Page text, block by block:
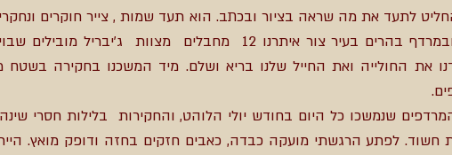
לתעד את מה שראה בציור ובכתב. הוא תעד שמות , צייר חוקרים
בחקירה נשאו פרי ובמרדף בהרים בעיר צור איתרנו 12
את החולייה ואת החייל שלנו בריא ושלם. מיד המשכנו בחקירה
שנמשכו כל היום בחודש יולי הלוהט, והחקירות בלילות חסרי
חשוד. לפתע הרגשתי מועקה כבדה, כאבים חזקים בחזה ודופק מואץ.